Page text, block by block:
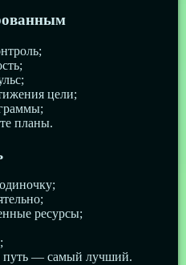
цели;
планы.
ресурсы;
путь — самый лучший.